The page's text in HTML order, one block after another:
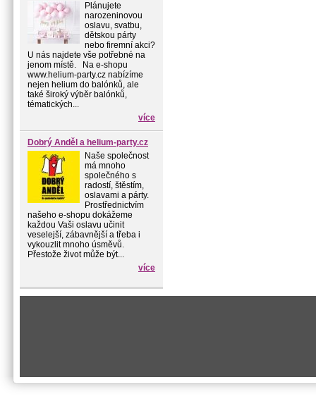
Plánujete
narozeninovou
oslavu, svatbu,
dětskou párty
nebo firemní akci?
U nás najdete vše potřebné na
jenom místě. Na e-shopu
www.helium-party.cz nabízíme
nejen helium do balónků, ale
také široký výběr balónků,
tématických...
více
Dobrý Anděl a helium-party.cz
Naše společnost
má mnoho
společného s
radostí, štěstím,
oslavami a párty.
Prostřednictvím
našeho e-shopu dokážeme
každou Vaši oslavu učinit
veselejší, zábavnější a třeba i
vykouzlit mnoho úsměvů.
Přestože život může být...
více